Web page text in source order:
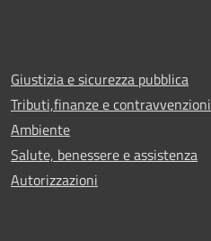
Giustizia e sicurezza pubblica
Tributi,finanze e contravvenzioni
Ambiente
Salute, benessere e assistenza
Autorizzazioni